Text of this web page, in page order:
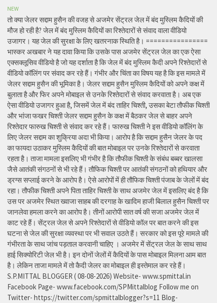
NEW
तो क्या जेलर सद्दाम हुसैन की वजह से अजमेर सेंट्रल जेल में बंद मुस्लिम कैदियों की
मौज हो रही है? जेल में बंद मुस्लिम कैदियों का रिश्तेदारों से संवाद वाला वीडियो
उजागर। यह जेल की सुरक्षा के लिए खतरनाक स्थिति है। ================
भास्कर अखबार ने यह दावा किया कि उसके पास अजमेर सेंट्रल जेल का एक ऐसा
एक्सक्लूसिव वीडियो है जो यह दर्शाता है कि जेल में बंद मुस्लिम कैदी अपने रिश्तेदारों से
वीडियो कॉलिंग पर संवाद कर रहे हैं। गंभीर और चिंता का विषय यह है कि इस मामले में
जेलर सद्दाम हुसैन की भूमिका है। जेलर सद्दाम हुसैन मुस्लिम कैदियों को अपने कक्ष में
बुलाता है और फिर अपने मोबाइल से उनके रिश्तेदारों से संवाद करवाता है। अब एक
ऐसा वीडियो उजागर हुआ है, जिसमें जेल में बंद ताहिर चिश्ती, उसका बेटा तौफीक चिश्ती
और भांजा फखर चिश्ती जेलर सद्दाम हुसैन के कक्ष में बैठकर जेल से बाहर अपने
रिश्तेदार फारुख चिश्ती से संवाद कर रहे हैं। फारुख चिश्ती ने इस वीडियो कॉलिंग के
लिए जेलर सद्दाम का शुक्रिया अदा भी किया। आरोप है कि सद्दाम हुसैन जेलर के पद
का फायदा उठाकर मुस्लिम कैदियों की बात मोबाइल पर उनके रिश्तेदारों से करवाता
रहता है। ताजा मामला इसलिए भी गंभीर है कि तौफीक चिश्ती के संबंध बब्बर खालसा
जैसे आतंकी संगठनों से भी रहे हैं। तौफिक चिश्ती पर आतंकी संगठनों को हथियार और
ड्रग्स सप्लाई करने के आरोप है। ऐसे आरोपों में ही तौफिक चिश्ती पंजाब के जेलों में बंद
रहा। तौफीक चिश्ती अपने पिता ताहिर चिश्ती के साथ अजमेर जेल में इसलिए बंद है कि
उस पर अजमेर स्थित ख्वाजा साहब की दरगाह के खादिम हाजी बिलाल हुसैन चिश्ती पर
जानलेवा हमला करने का आरोप है। तीनों आरोपी सात वर्ष की सजा अजमेर जेल में
काट रहे हैं। सेंट्रल जेल से अपने रिश्तेदारों से वीडियो कॉल पर बात करने की इस
घटना से जेल की सुरक्षा व्यवस्था पर भी सवाल उठते हैं। सरकार को इस पूरे मामले की
गंभीरता के साथ जांच पड़ताल करवानी चाहिए । अजमेर में सेंट्रल जेल के साथ साथ
हाई सिक्योरिटी जेल भी है। इन दोनों जेलों में कैदियों के पास मोबाइल मिलना आम बात
है। लेकिन ताजा मामले में तो कैदी जेलर का मोबाइल ही इस्तेमाल कर रहे हैं।
S.P.MITTAL BLOGGER ( 08-08-2026) Website- www.spmittal.in
Facebook Page- www.facebook.com/SPMittalblog Follow me on
Twitter- https://twitter.com/spmittalblogger?s=11 Blog-